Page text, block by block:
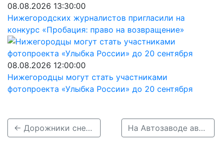
08.08.2026 13:30:00
Нижегородских журналистов пригласили на
конкурс «Пробация: право на возвращение»
08.08.2026 12:00:00
Нижегородцы могут стать участниками
фотопроекта «Улыбка России» до 20 сентября
← Дорожники снесли угол отреставрированного здания на Ильинской На Автозаводе автобус сбил насмерть женщину на переходе →